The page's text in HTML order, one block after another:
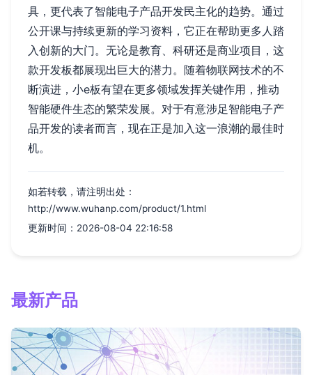
具，更代表了智能电子产品开发民主化的趋势。通过
公开课与持续更新的学习资料，它正在帮助更多人踏
入创新的大门。无论是教育、科研还是商业项目，这
款开发板都展现出巨大的潜力。随着物联网技术的不
断演进，小e板有望在更多领域发挥关键作用，推动
智能硬件生态的繁荣发展。对于有意涉足智能电子产
品开发的读者而言，现在正是加入这一浪潮的最佳时
机。
如若转载，请注明出处：
http://www.wuhanp.com/product/1.html
更新时间：2026-08-04 22:16:58
最新产品